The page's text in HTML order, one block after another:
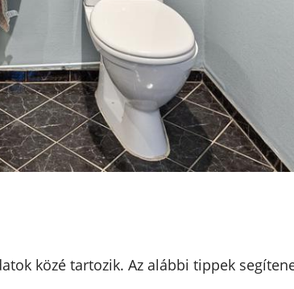
közé tartozik. Az alábbi tippek